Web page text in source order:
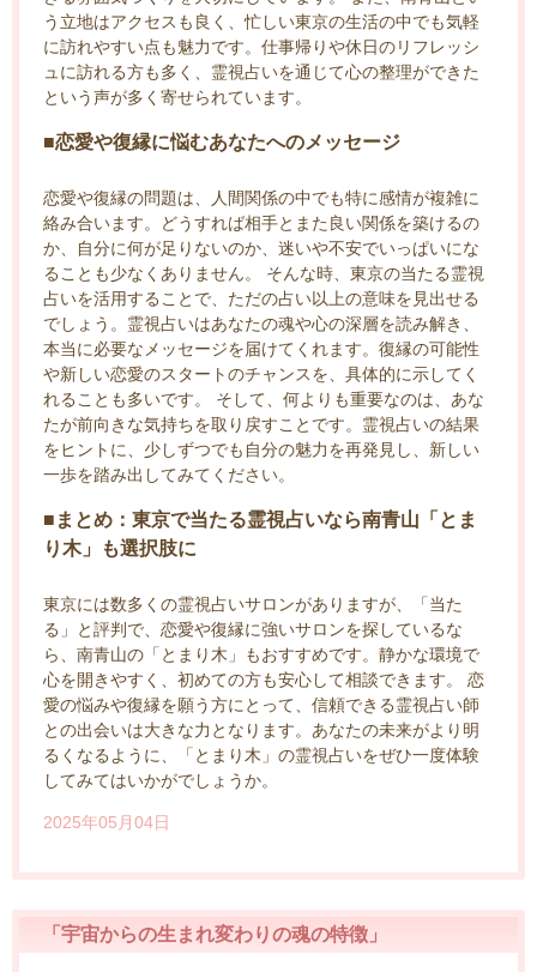
う立地はアクセスも良く、忙しい東京の生活の中でも気軽
に訪れやすい点も魅力です。仕事帰りや休日のリフレッシ
ュに訪れる方も多く、霊視占いを通じて心の整理ができた
という声が多く寄せられています。
■恋愛や復縁に悩むあなたへのメッセージ
恋愛や復縁の問題は、人間関係の中でも特に感情が複雑に
絡み合います。どうすれば相手とまた良い関係を築けるの
か、自分に何が足りないのか、迷いや不安でいっぱいにな
ることも少なくありません。 そんな時、東京の当たる霊視
占いを活用することで、ただの占い以上の意味を見出せる
でしょう。霊視占いはあなたの魂や心の深層を読み解き、
本当に必要なメッセージを届けてくれます。復縁の可能性
や新しい恋愛のスタートのチャンスを、具体的に示してく
れることも多いです。 そして、何よりも重要なのは、あな
たが前向きな気持ちを取り戻すことです。霊視占いの結果
をヒントに、少しずつでも自分の魅力を再発見し、新しい
一歩を踏み出してみてください。
■まとめ：東京で当たる霊視占いなら南青山「とま
り木」も選択肢に
東京には数多くの霊視占いサロンがありますが、「当た
る」と評判で、恋愛や復縁に強いサロンを探しているな
ら、南青山の「とまり木」もおすすめです。静かな環境で
心を開きやすく、初めての方も安心して相談できます。 恋
愛の悩みや復縁を願う方にとって、信頼できる霊視占い師
との出会いは大きな力となります。あなたの未来がより明
るくなるように、「とまり木」の霊視占いをぜひ一度体験
してみてはいかがでしょうか。
2025年05月04日
「宇宙からの生まれ変わりの魂の特徴」